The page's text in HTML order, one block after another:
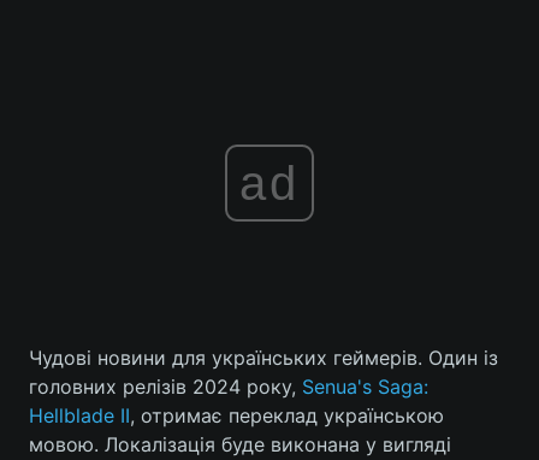
Головна Війна
ad
Чудові новини для українських геймерів. Один із
головних релізів 2024 року, Senua's Saga:
Hellblade II, отримає переклад українською
мовою. Локалізація буде виконана у вигляді